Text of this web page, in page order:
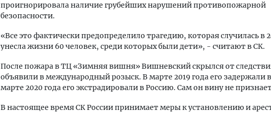
проигнорировала наличие грубейших нарушений противопожарной
безопасности.
«Все это фактически предопределило трагедию, которая случилась в
унесла жизни 60 человек, среди которых были дети», - считают в СК.
После пожара в ТЦ «Зимняя вишня» Вишневский скрылся от
объявили в международный розыск. В марте 2019 года его задержали
марте 2020 года его экстрадировали в Россию. Сам он вину не
В настоящее время СК России принимает меры к установлению и